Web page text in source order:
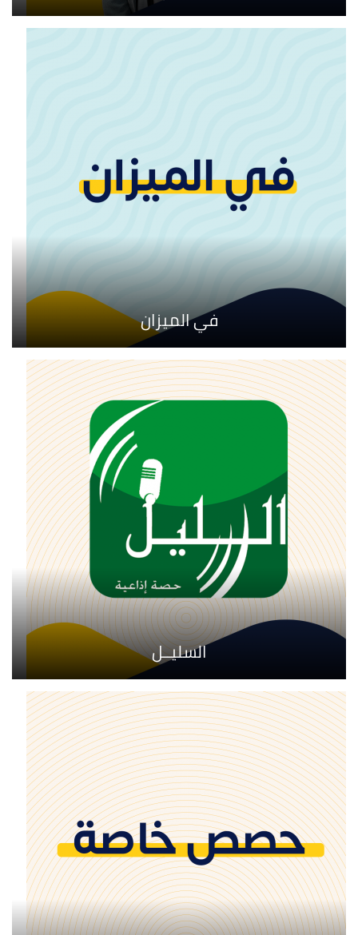
في الميزان
السليــل